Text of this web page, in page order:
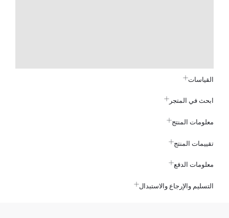
القياسات
ابحث في المتجر
معلومات المنتج
تقييمات المنتج
معلومات الدفع
التسليم والإرجاع والاستبدال